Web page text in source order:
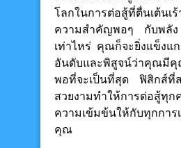
โลกในการต่อสู้ที่ตื่นเต้นเ
ความสำคัญพอๆ กับพลั
เท่าไหร่ คุณก็จะยิ่งแข็งแ
อันดับและพิสูจน์ว่าคุณมีคุ
พอที่จะเป็นที่สุด ฟิสิกส์ที่
สวยงามทำให้การต่อสู้ทุก
ความเข้มข้นให้กับทุกการ
คุณ